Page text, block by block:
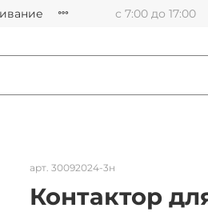
с 7:00 до 17:00
арт. 30092024-3н
Контактор